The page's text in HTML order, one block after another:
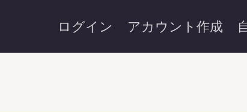
ログイン アカウント作成